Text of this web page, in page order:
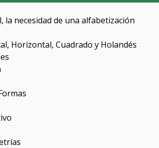
la necesidad de una alfabetización
Horizontal, Cuadrado y Holandés